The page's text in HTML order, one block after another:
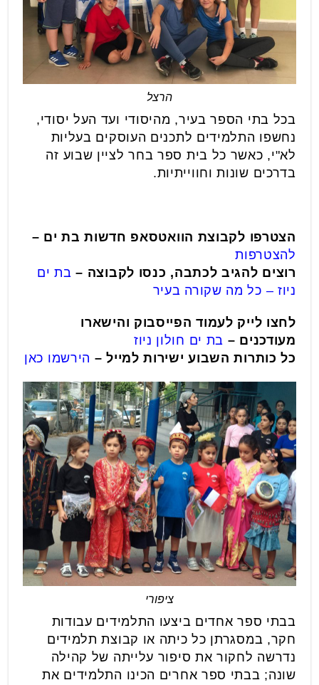
הרצל
בכל בתי הספר בעיר, מהיסודי ועד העל יסודי,
נחשפו התלמידים לתכנים העוסקים בעליות
לא"י, כאשר כל בית ספר בחר לציין שבוע זה
בדרכים שונות וחווייתיות.
הצטרפו לקבוצת הוואטסאפ חדשות בת ים –
להצטרפות
רוצים להגיב לכתבה, כנסו לקבוצה – בת ים
ניוז – כל מה שקורה בעיר
לחצו לייק לעמוד הפייסבוק והישארו
מעודכנים – בת ים חולון ניוז
כל כותרות השבוע ישירות למייל – הירשמו כאן
ציפורי
בבתי ספר אחדים ביצעו התלמידים עבודות
חקר, במסגרתן כל כיתה או קבוצת תלמידים
נדרשה לחקור את סיפור עלייתה של קהילה
שונה; בבתי ספר אחרים הכינו התלמידים את